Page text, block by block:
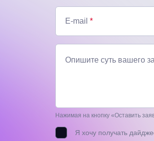
E-mail *
Опишите суть вашего
Нажимая на кнопку «Оставить
Я хочу получать